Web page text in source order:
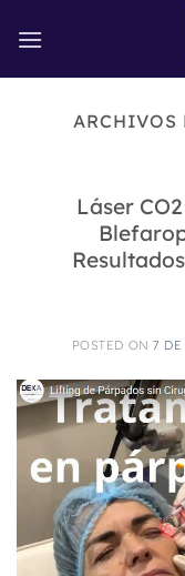
ARCHIVOS
Láser
POSTED ON7